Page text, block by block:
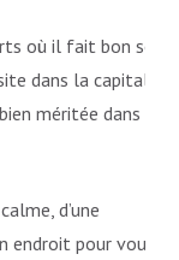
où il fait bon se
dans la capitale
méritée dans
d’une
endroit pour vous